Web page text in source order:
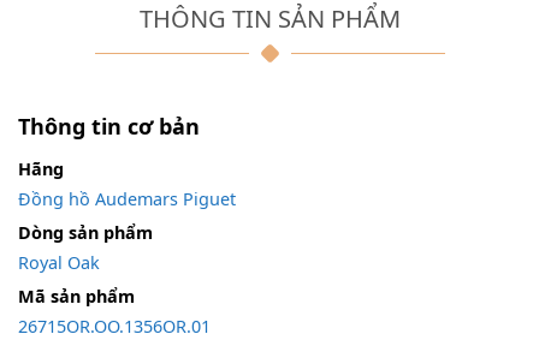
THÔNG TIN SẢN PHẨM
Thông tin cơ bản
Hãng
Đồng hồ Audemars Piguet
Dòng sản phẩm
Royal Oak
Mã sản phẩm
26715OR.OO.1356OR.01